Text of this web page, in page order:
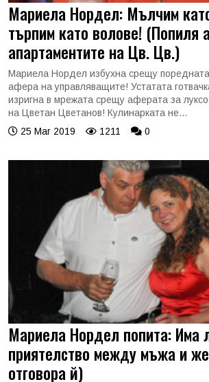
Мариела Нордел: Мълчим
търпим като волове! (Попиля
апартаментите на Цв. Цв.)
Мариела Нордел избухна срещу поредната
афера на управляващите! Устатата
изригна в мрежата срещу аферата за
на Цветан Цветанов! Кулинарката не...
25 Mar 2019
1211 0
Мариела Нордел попита: Има
приятелство между мъжа и
отговора й)